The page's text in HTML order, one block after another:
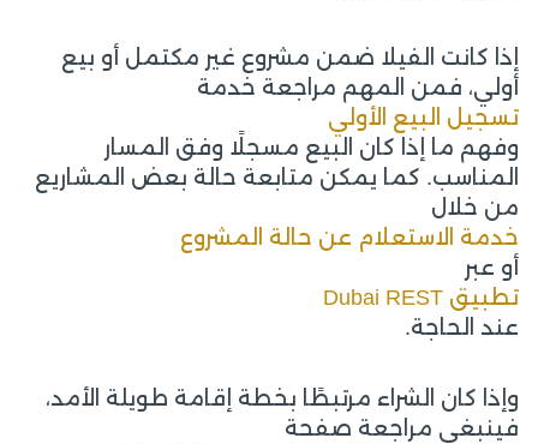
إذا كانت الفيلا ضمن مشروع غير مكتمل أو بيع
أولي، فمن المهم مراجعة خدمة
تسجيل البيع الأولي
وفهم ما إذا كان البيع مسجلًا وفق المسار
المناسب. كما يمكن متابعة حالة بعض المشاريع
من خلال
خدمة الاستعلام عن حالة المشروع
أو عبر
تطبيق Dubai REST
عند الحاجة.
وإذا كان الشراء مرتبطًا بخطة إقامة طويلة الأمد،
فينبغي مراجعة صفحة